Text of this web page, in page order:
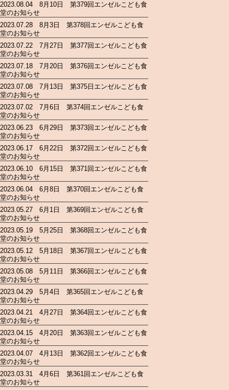
2023.08.04 8月10日 第379回エンゼルこども食
堂のお知らせ
2023.07.28 8月3日 第378回エンゼルこども食
堂のお知らせ
2023.07.22 7月27日 第377回エンゼルこども食
堂のお知らせ
2023.07.18 7月20日 第376回エンゼルこども食
堂のお知らせ
2023.07.08 7月13日 第375日エンゼルこども食
堂のお知らせ
2023.07.02 7月6日 第374回エンゼルこども食
堂のお知らせ
2023.06.23 6月29日 第373回エンゼルこども食
堂のお知らせ
2023.06.17 6月22日 第372回エンゼルこども食
堂のお知らせ
2023.06.10 6月15日 第371回エンゼルこども食
堂のお知らせ
2023.06.04 6月8日 第370回エンゼルこども食
堂のお知らせ
2023.05.27 6月1日 第369回エンゼルこども食
堂のお知らせ
2023.05.19 5月25日 第368回エンゼルこども食
堂のお知らせ
2023.05.12 5月18日 第367回エンゼルこども食
堂のお知らせ
2023.05.08 5月11日 第366回エンゼルこども食
堂のお知らせ
2023.04.29 5月4日 第365回エンゼルこども食
堂のお知らせ
2023.04.21 4月27日 第364回エンゼルこども食
堂のお知らせ
2023.04.15 4月20日 第363回エンゼルこども食
堂のお知らせ
2023.04.07 4月13日 第362回エンゼルこども食
堂のお知らせ
2023.03.31 4月6日 第361回エンゼルこども食
堂のお知らせ